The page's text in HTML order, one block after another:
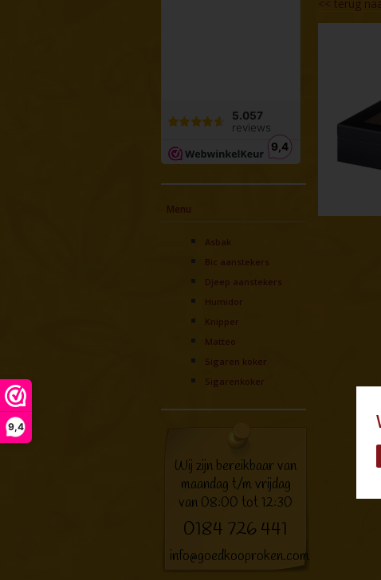
9,4
Menu
Asbak
Bic aanstekers
Djeep aanstekers
Humidor
Knipper
Matteo
Sigaren koker
Sigarenkoker
Wij zijn bereikbaar van
maandag t/m vrijdag
van 08:00 tot 12:30
0184 726 441
info@goedkooproken.com
<<terug